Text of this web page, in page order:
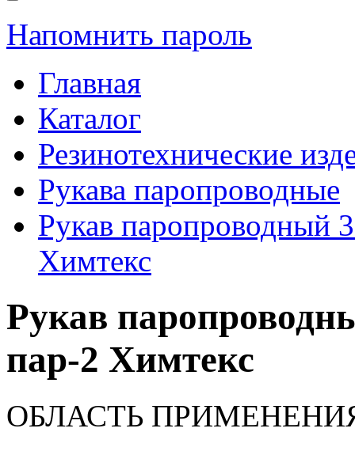
Напомнить пароль
Главная
Каталог
Резинотехнические
Рукава паропроводные
Рукав
Химтекс
Рукав
пар-2 Химтекс
ОБЛАСТЬ